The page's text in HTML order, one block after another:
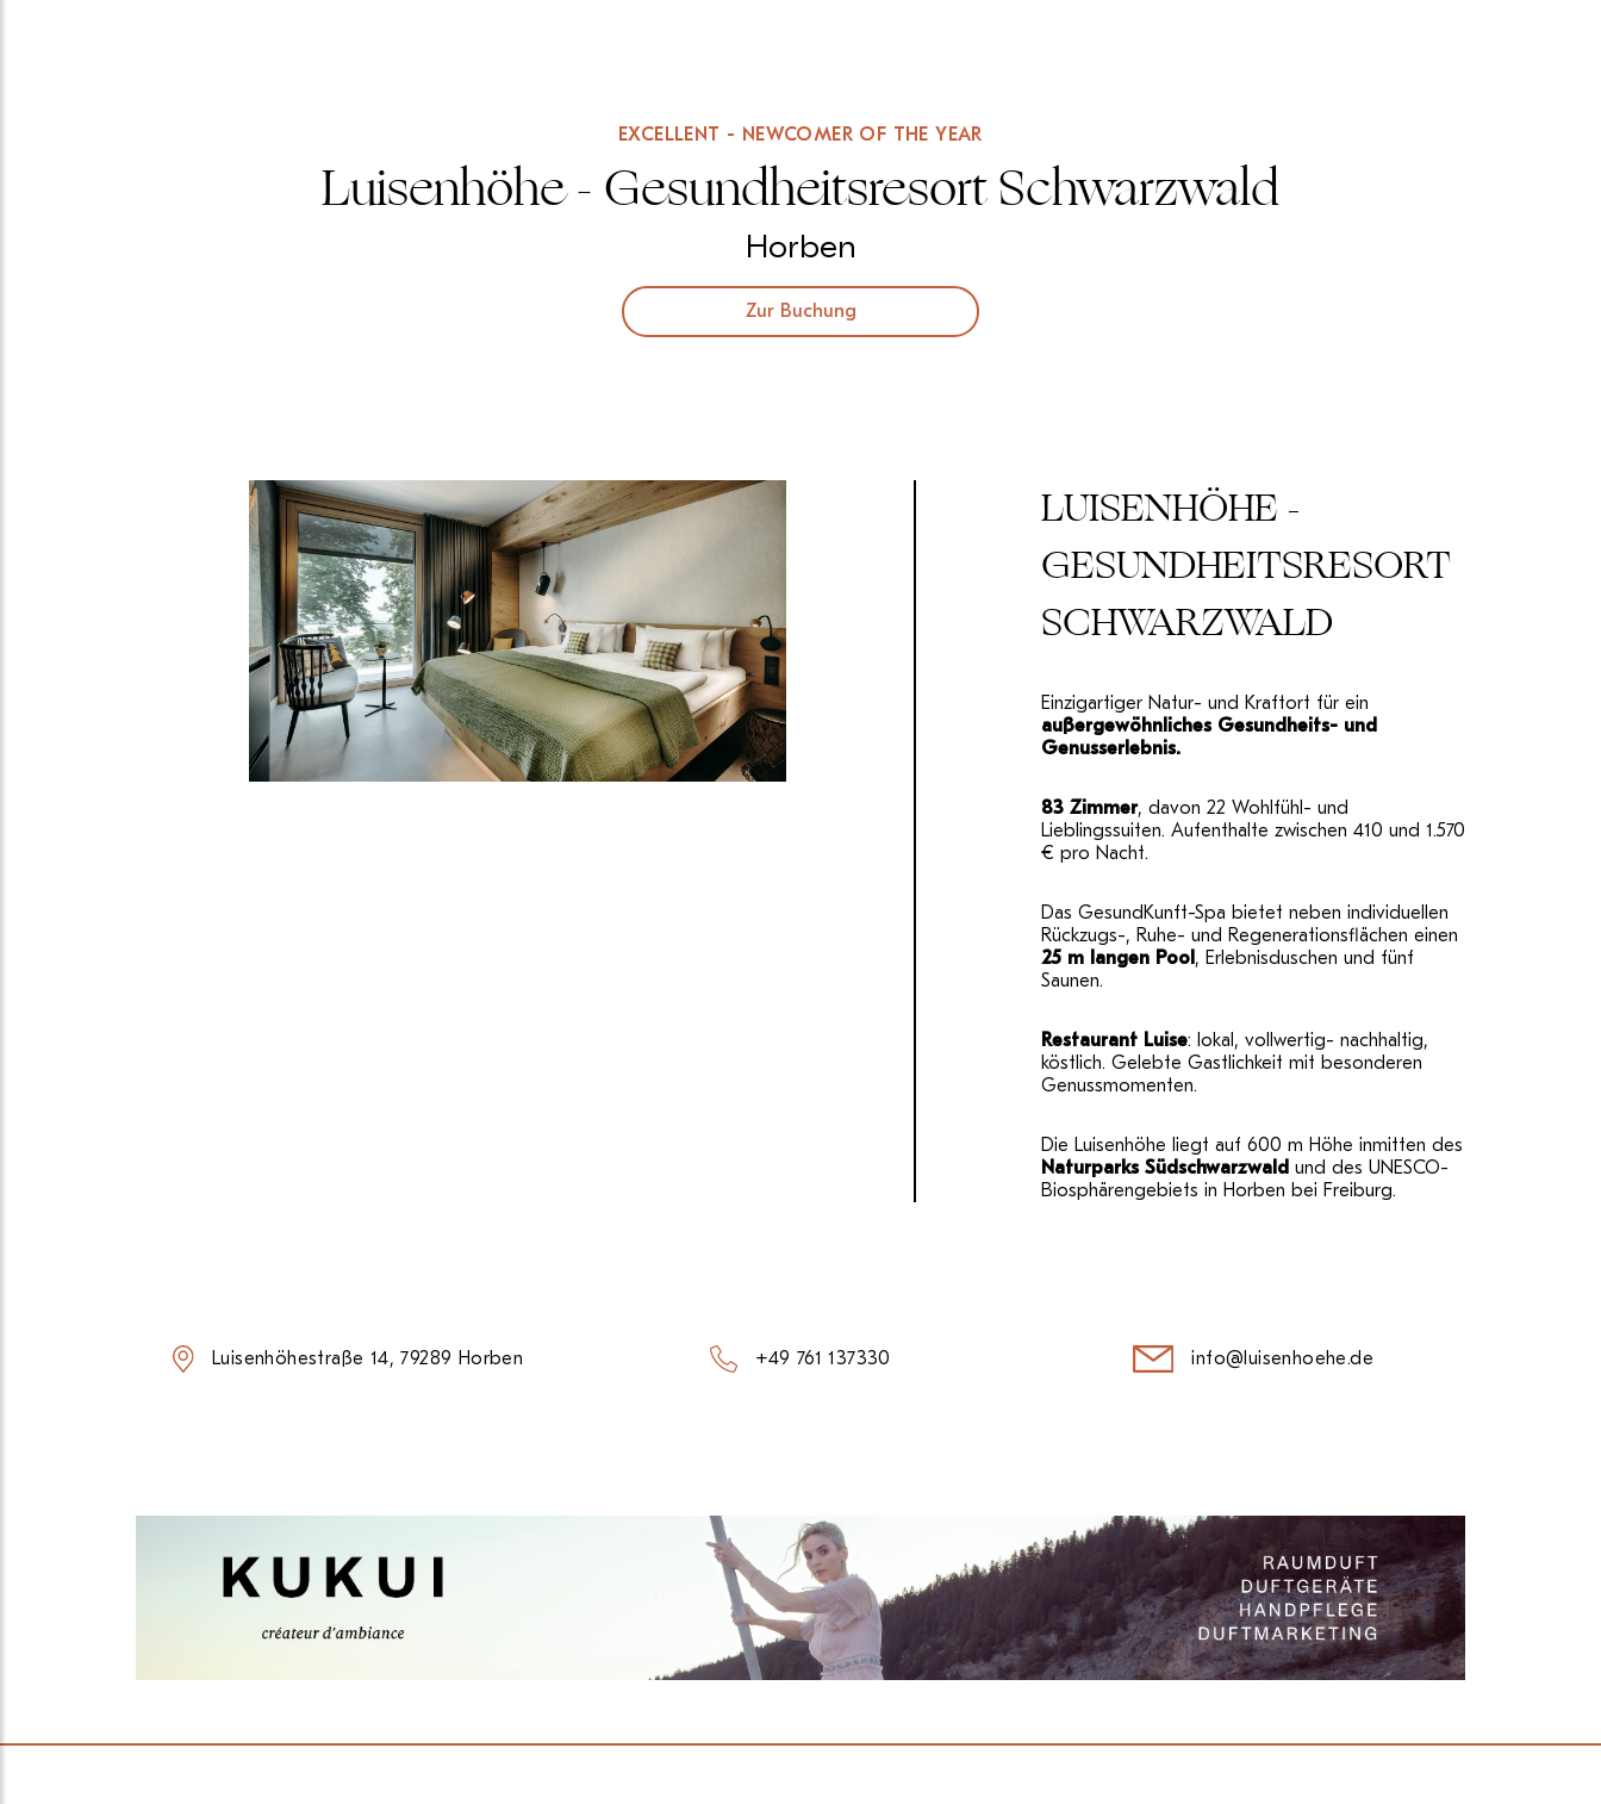
EXCELLENT - NEWCOMER OF THE YEAR
Luisenhöhe - Gesundheitsresort Schwarzwald
Horben
Zur Buchung
LUISENHÖHE -
GESUNDHEITSRESORT
SCHWARZWALD
Einzigartiger Natur- und Kraftort für ein
außergewöhnliches Gesundheits- und
Genusserlebnis.
83 Zimmer, davon 22 Wohlfühl- und
Lieblingssuiten. Aufenthalte zwischen 410 und 1.570
€ pro Nacht.
Das GesundKunft-Spa bietet neben individuellen
Rückzugs-, Ruhe- und Regenerationsflächen einen
25 m langen Pool , Erlebnisduschen und fünf
Saunen.
Restaurant Luise: lokal, vollwertig- nachhaltig,
köstlich. Gelebte Gastlichkeit mit besonderen
Genussmomenten.
Die Luisenhöhe liegt auf 600 m Höhe inmitten des
Naturparks Südschwarzwald und des UNESCO-
Biosphärengebiets in Horben bei Freiburg.
Luisenhöhestraße 14, 79289 Horben +49 761 137330 info@luisenhoehe.de